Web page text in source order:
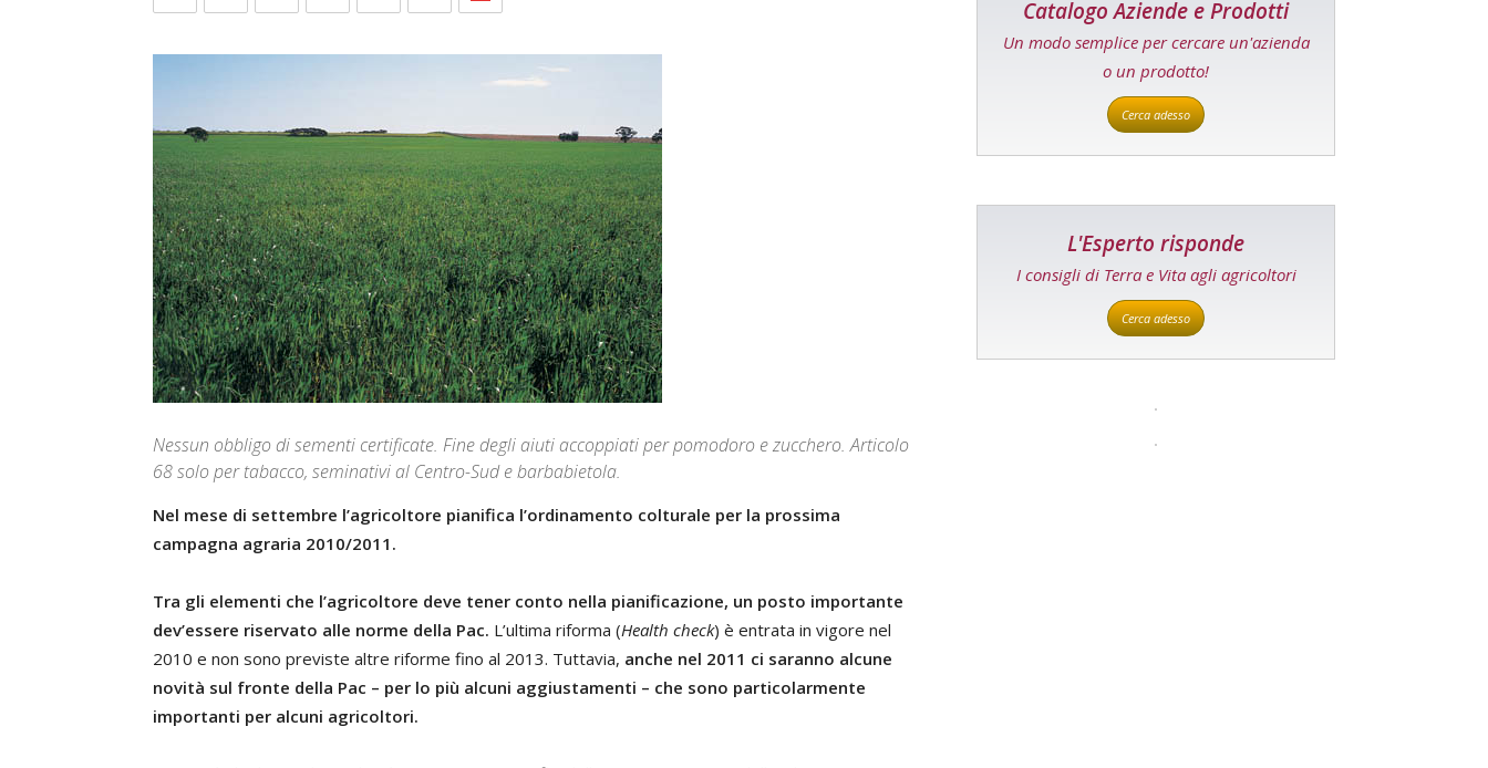
Nessun obbligo di sementi certificate. Fine degli aiuti accoppiati per pomodoro e zucchero. Articolo
68 solo per tabacco, seminativi al Centro-Sud e barbabietola.
Nel mese di settembre l’agricoltore pianifica l’ordinamento colturale per la prossima
campagna agraria 2010/2011.
Tra gli elementi che l’agricoltore deve tener conto nella pianificazione, un posto importante
dev’essere riservato alle norme della Pac. L’ultima riforma (Health check) è entrata in vigore nel
2010 e non sono previste altre riforme fino al 2013. Tuttavia, anche nel 2011 ci saranno alcune
novità sul fronte della Pac – per lo più alcuni aggiustamenti – che sono particolarmente
importanti per alcuni agricoltori.
Catalogo Aziende e Prodotti
Un modo semplice per cercare un'azienda
o un prodotto!
Cerca adesso
L'Esperto risponde
I consigli di Terra e Vita agli agricoltori
Cerca adesso